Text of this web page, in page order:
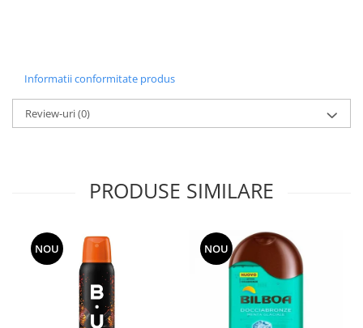
Informatii conformitate produs
Review-uri(0)
PRODUSE SIMILARE
NOU NOU